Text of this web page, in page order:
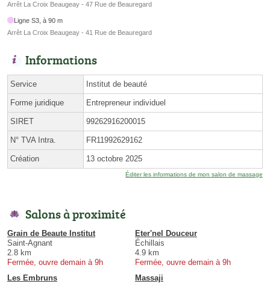
Arrêt La Croix Beaugeay - 47 Rue de Beauregard
Ligne S3, à 90 m
Arrêt La Croix Beaugeay - 41 Rue de Beauregard
Informations
Service Institut de beauté
Forme juridique Entrepreneur individuel
SIRET 99262916200015
N° TVA Intra. FR11992629162
Création 13 octobre 2025
Éditer les informations de mon salon de massage
Salons à proximité
Grain de Beaute Institut
Saint-Agnant
2.8 km
Fermée, ouvre demain à 9h
Eter'nel Douceur
Échillais
4.9 km
Fermée, ouvre demain à 9h
Les Embruns
Massaji